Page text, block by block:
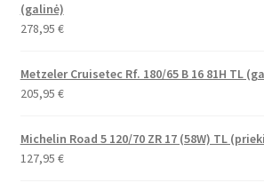
(galinė)
278,95 €
Metzeler Cruisetec Rf. 180/65 B 16 81H TL
205,95 €
Michelin Road 5 120/70 ZR 17 (58W) TL
127,95 €